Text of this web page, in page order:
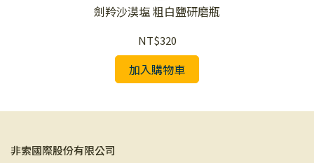
劍羚沙漠塩 粗白鹽研磨瓶
NT$320
加入購物車
非索國際股份有限公司